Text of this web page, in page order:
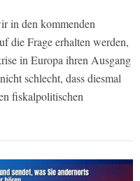
in den kommenden
die Frage erhalten werden,
in Europa ihren Ausgang
schlecht, dass diesmal
fiskalpolitischen